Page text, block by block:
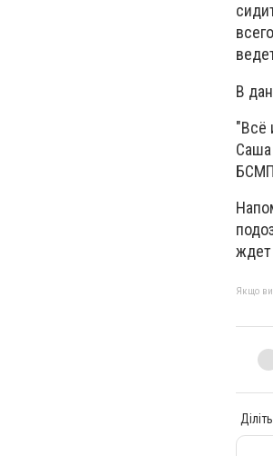
В
"Всё
Саша
ждет
Якщо ви